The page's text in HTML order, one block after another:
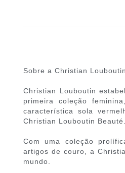
Sobre a Christian Louboutin
Christian Louboutin
primeira coleção
característica sola
Christian Louboutin Beauté.
Com uma coleção
artigos de couro, a
mundo.